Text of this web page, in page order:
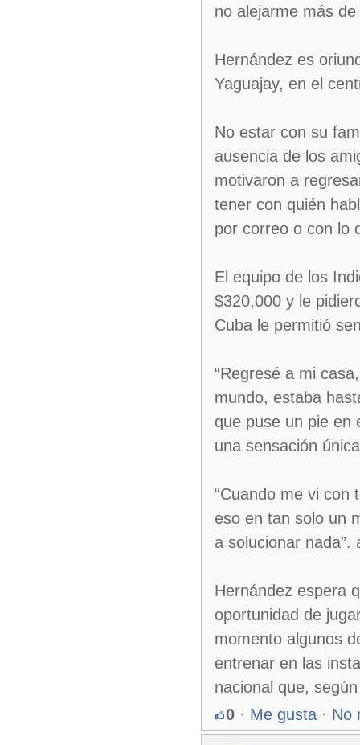
no alejarme más
Hernández es
Yaguajay, en el
No estar con su
ausencia de los
motivaron a
tener con quién
por correo o con lo
El equipo de los
$320,000 y le
Cuba le permitió
“Regresé a mi
mundo, estaba
que puse un pie en
una sensación
“Cuando me vi con
eso en tan solo un
a solucionar nada”.
Hernández espera
oportunidad de
momento algunos
entrenar en las
nacional que,
0 · Me gusta · No